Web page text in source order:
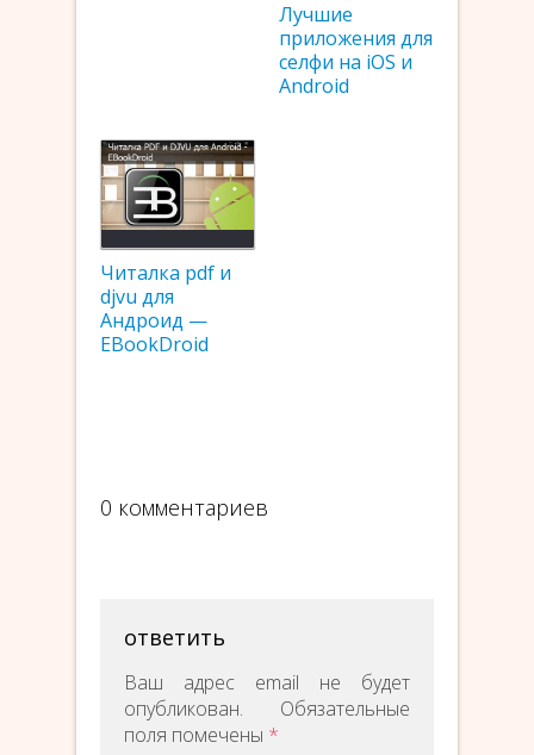
Лучшие
приложения для
селфи на iOS и
Android
Читалка pdf и
djvu для
Андроид —
EBookDroid
0 комментариев
ответить
Ваш адрес email не будет
опубликован.
Обязательные
поля помечены *